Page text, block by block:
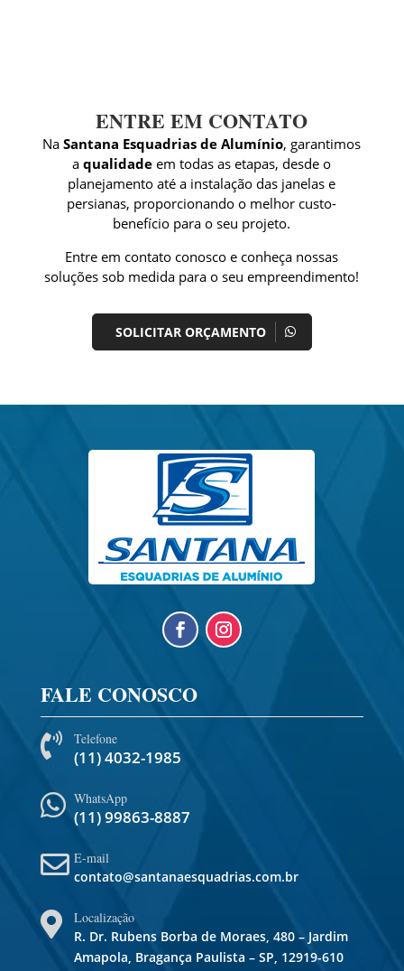
ENTRE EM CONTATO
NaSantana Esquadrias de Alumínio, garantimos
aqualidade em todas as etapas, desde o
planejamento até a instalação das janelas e
persianas, proporcionando o melhor custo-
benefício para o seu projeto.
Entre em contato conosco e conheça nossas
soluções sob medida para o seu empreendimento!
SOLICITAR ORÇAMENTO
FALE CONOSCO
 Telefone
(11) 4032-1985
 WhatsApp
(11) 99863-8887
 E-mail
contato@santanaesquadrias.com.br

Localização
R. Dr. Rubens Borba de Moraes, 480 – Jardim
Amapola, Bragança Paulista – SP, 12919-610